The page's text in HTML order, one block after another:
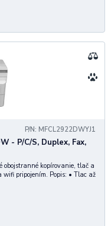
P/N: MFCL2922DWYJ1
- P/C/S, Duplex, Fax,
kopírovanie, tlač a
wifi pripojením. Popis: • Tlac až